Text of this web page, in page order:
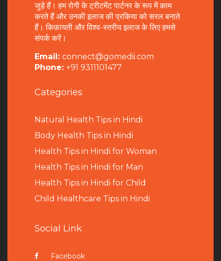
जुड़े हैं। हम रोगी के ट्रीटमेंट पार्टनर के रूप में काम
करते हैं और उनकी इलाज की प्रकिया को सरल बनाते
हैं। किफ़ायती और विश्व-स्तरीय इलाज के लिए हमसे
संपर्क करें।
Email: connect@gomedii.com
Phone: +91 9311101477
Categories
Natural Health Tips in Hindi
Body Health Tips in Hindi
Health Tips in Hindi for Woman
Health Tips in Hindi for Man
Health Tips in Hindi for Child
Child Healthcare Tips in Hindi
Social Link
Facebook